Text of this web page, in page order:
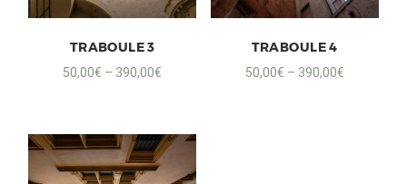
TRABOULE 3
50,00€ – 390,00€
TRABOULE 4
50,00€ – 390,00€